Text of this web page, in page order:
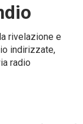
rivelazione e
indirizzate,
radio